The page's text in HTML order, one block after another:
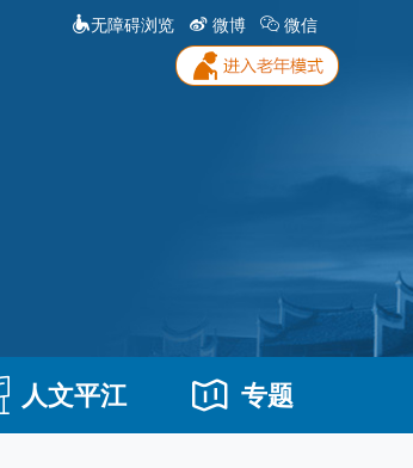
无障碍浏览 微博 微信
人文平江 专题